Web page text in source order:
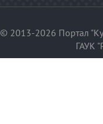
© 2013-2026 Портал
ГАУК